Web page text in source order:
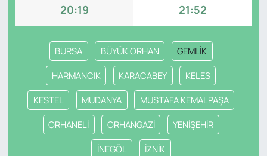
20:19 21:52
BURSA BÜYÜK ORHAN GEMLİK
HARMANCIK KARACABEY KELES
KESTEL MUDANYA MUSTAFA KEMALPAŞA
ORHANELİ ORHANGAZİ YENİŞEHİR
İNEGÖL İZNİK